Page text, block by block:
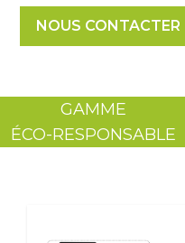
NOUS CONTACTER
GAMME
ÉCO-RESPONSABLE